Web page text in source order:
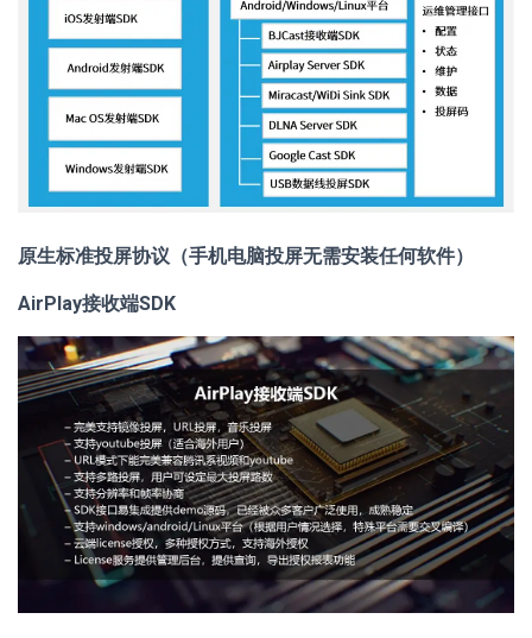
原生标准投屏协议（手机电脑投屏无需安装任何软件）
AirPlay接收端SDK